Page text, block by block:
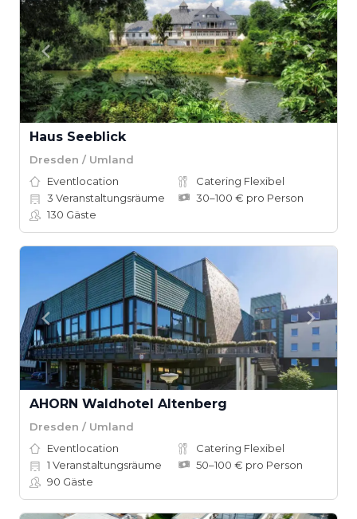
Haus Seeblick
Dresden / Umland
Eventlocation
Catering Flexibel
3 Veranstaltungsräume
30–100 € pro Person
130 Gäste
AHORN Waldhotel Altenberg
Dresden / Umland
Eventlocation
Catering Flexibel
1 Veranstaltungsräume
50–100 € pro Person
90 Gäste